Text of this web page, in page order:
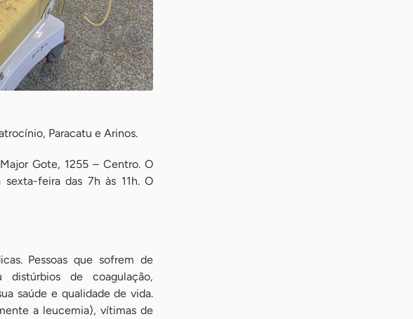
Paracatu e Arinos.
Gote, 1255 – Centro. O
feira das 7h às 11h. O
Pessoas que sofrem de
de coagulação,
saúde e qualidade de vida.
a leucemia), vítimas de